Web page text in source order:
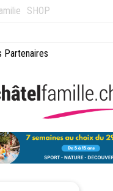
SHOP
Partenaires